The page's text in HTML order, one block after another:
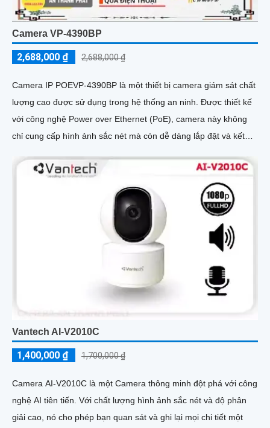
Camera VP-4390BP
2,688,000 ₫ 2,688,000 ₫
Camera IP POEVP-4390BP là một thiết bị camera giám sát chất
lượng cao được sử dụng trong hệ thống an ninh. Được thiết kế
với công nghệ Power over Ethernet (PoE), camera này không
chỉ cung cấp hình ảnh sắc nét mà còn dễ dàng lắp đặt và kết
Vantech AI-V2010C
1,400,000 ₫ 1,700,000 ₫
Camera AI-V2010C là một Camera thông minh đột phá với công
nghệ AI tiên tiến. Với chất lượng hình ảnh sắc nét và độ phân
giải cao, nó cho phép bạn quan sát và ghi lại mọi chi tiết một